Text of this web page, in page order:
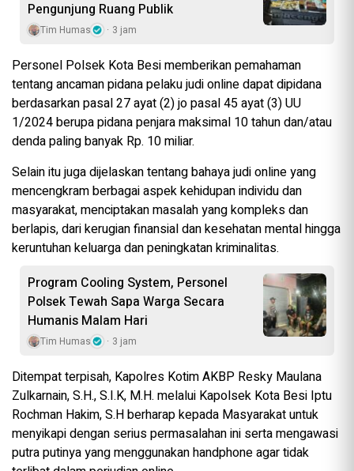
Pengunjung Ruang Publik
Tim Humas 3 jam
Personel Polsek Kota Besi memberikan pemahaman
tentang ancaman pidana pelaku judi online dapat dipidana
berdasarkan pasal 27 ayat (2) jo pasal 45 ayat (3) UU
1/2024 berupa pidana penjara maksimal 10 tahun dan/atau
denda paling banyak Rp. 10 miliar.
Selain itu juga dijelaskan tentang bahaya judi online yang
mencengkram berbagai aspek kehidupan individu dan
masyarakat, menciptakan masalah yang kompleks dan
berlapis, dari kerugian finansial dan kesehatan mental hingga
keruntuhan keluarga dan peningkatan kriminalitas.
Program Cooling System, Personel
Polsek Tewah Sapa Warga Secara
Humanis Malam Hari
Tim Humas 3 jam
Ditempat terpisah, Kapolres Kotim AKBP Resky Maulana
Zulkarnain, S.H., S.I.K, M.H. melalui Kapolsek Kota Besi Iptu
Rochman Hakim, S.H berharap kepada Masyarakat untuk
menyikapi dengan serius permasalahan ini serta mengawasi
putra putinya yang menggunakan handphone agar tidak